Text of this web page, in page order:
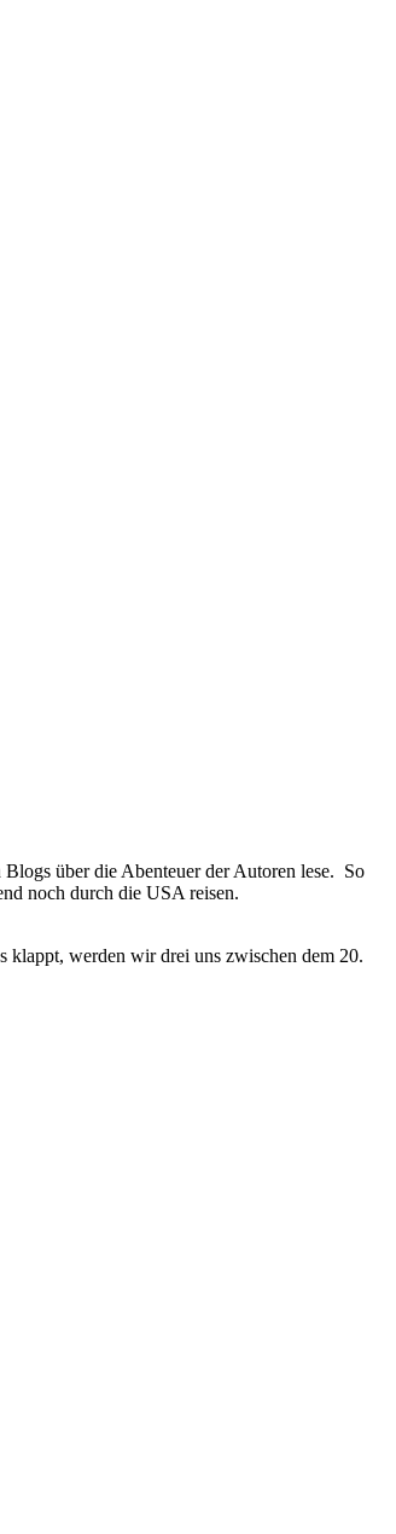
über die Abenteuer der Autoren lese. So
noch durch die USA reisen.
klappt, werden wir drei uns zwischen dem 20.